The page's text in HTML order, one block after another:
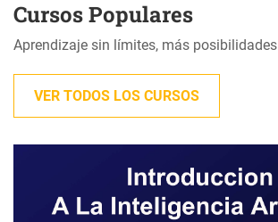
Cursos Populares
Aprendizaje sin límites, más posibilidades
VER TODOS LOS CURSOS